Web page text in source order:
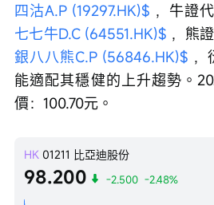
四沽A.P (19297.HK)$ ，牛證
七七牛D.C (64551.HK)$ ，熊
銀八八熊C.P (56846.HK)$ ，
能適配其穩健的上升趨勢。
價：100.70元。
HK 01211 比亞迪股份
98.200 -2.500 -2.48%